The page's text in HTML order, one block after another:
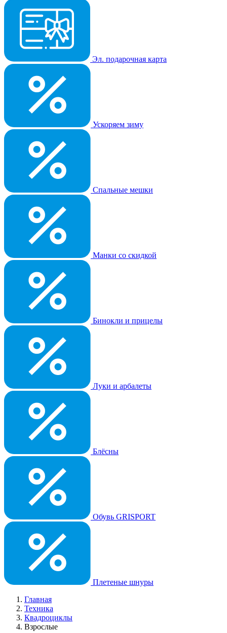
Эл. подарочная карта
Ускоряем зиму
Спальные мешки
Манки со скидкой
Бинокли и прицелы
Луки и арбалеты
Блёсны
Обувь GRISPORT
Плетеные шнуры
Главная
Техника
Квадроциклы
Взрослые